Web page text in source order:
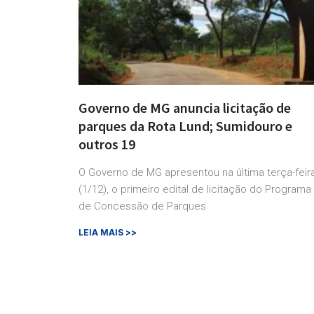
Governo de MG anuncia licitação de
parques da Rota Lund; Sumidouro e
outros 19
O Governo de MG apresentou na última terça-
(1/12), o primeiro edital de licitação do Programa
de Concessão de Parques
LEIA MAIS >>